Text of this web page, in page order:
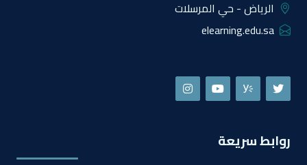
الرياض - حي المرسلات
elearning.edu.sa
روابط سريعة